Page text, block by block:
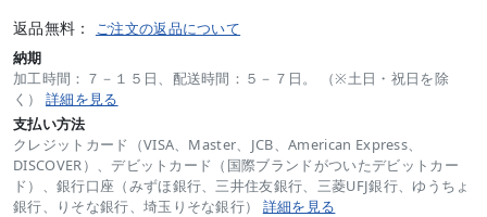
返品無料： ご注文の返品について
納期
加工時間：７－１５日、配送時間：５－７日。 （※土日・祝日を除
く） 詳細を見る
支払い方法
クレジットカード（VISA、Master、JCB、American Express、
DISCOVER）、デビットカード（国際ブランドがついたデビットカー
ド）、銀行口座（みずほ銀行、三井住友銀行、三菱UFJ銀行、ゆうちょ
銀行、りそな銀行、埼玉りそな銀行） 詳細を見る